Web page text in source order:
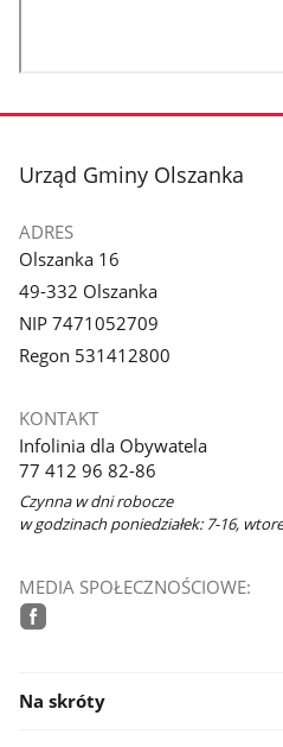
stopka
Urząd Gminy Olszanka
ADRES
Olszanka 16
49-332 Olszanka
NIP 7471052709
Regon 531412800
KONTAKT
Infolinia dla Obywatela
77 412 96 82-86
Czynna w dni robocze
w godzinach poniedziałek: 7-16,
MEDIA SPOŁECZNOŚCIOWE:
Na skróty